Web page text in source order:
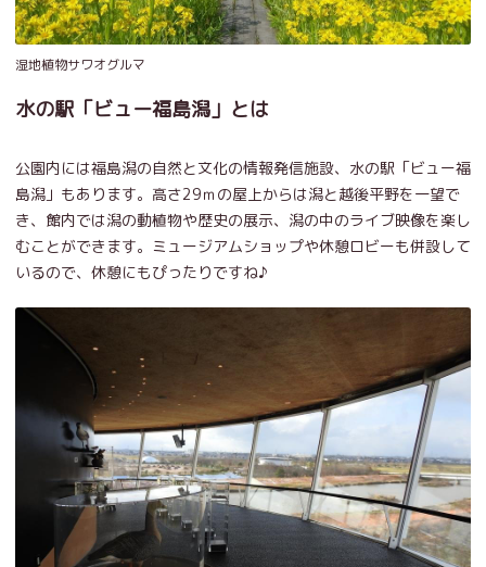
湿地植物サワオグルマ
水の駅「ビュー福島潟」とは
公園内には福島潟の自然と文化の情報発信施設、水の駅「ビュー福
島潟」もあります。高さ29ｍの屋上からは潟と越後平野を一望で
き、館内では潟の動植物や歴史の展示、潟の中のライブ映像を楽し
むことができます。ミュージアムショップや休憩ロビーも併設して
いるので、休憩にもぴったりですね♪